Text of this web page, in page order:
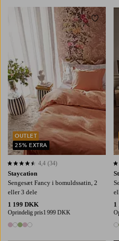
Staycation
Sengesæt Fancy i bomuldssatin, 2
eller 3 dele
1 199 DKK
Oprindelig pris1 999 DKK
5 farver
4,4 baseret på 34 bedømmelser
4,4 (34)
OUTLET
25% EXTRA
Tilføj
1
5